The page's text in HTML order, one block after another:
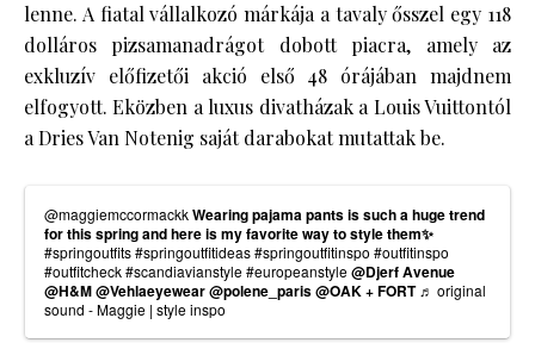
lenne. A fiatal vállalkozó márkája a tavaly ősszel egy 118
dolláros pizsamanadrágot dobott piacra, amely az
exkluzív előfizetői akció első 48 órájában majdnem
elfogyott. Eközben a luxus divatházak a Louis Vuittontól
a Dries Van Notenig saját darabokat mutattak be.
@maggiemccormackkWearing pajama pants is such a huge trend
for this spring and here is my favorite way to style them✨
#springoutfits#springoutfitideas#springoutfitinspo #outfitinspo
#outfitcheck#scandiavianstyle#europeanstyle@Djerf Avenue
@H&M @Vehlaeyewear @polene_paris @OAK + FORT ♬ original
sound - Maggie | style inspo